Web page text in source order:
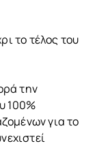
το τέλος του
την
100%
για το